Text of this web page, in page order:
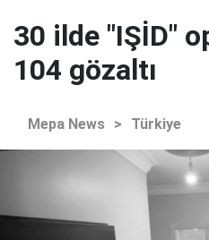
30 ilde "IŞİD"
104 gözaltı
Mepa News > Türkiye